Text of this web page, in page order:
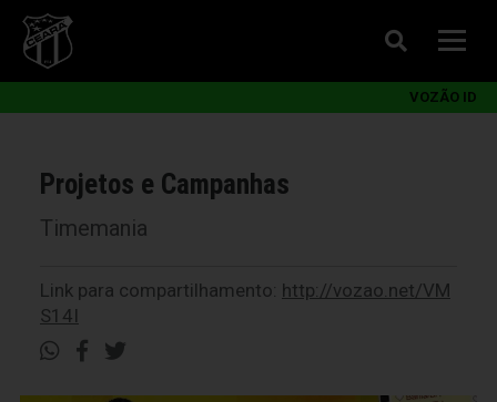
VOZÃO ID
Projetos e Campanhas
Timemania
Link para compartilhamento: http://vozao.net/VM
S14I